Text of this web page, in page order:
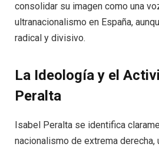
consolidar su imagen como una
ultranacionalismo en España,
radical y divisivo.
La Ideología y el
Peralta
Isabel Peralta se identifica
nacionalismo de extrema derecha,